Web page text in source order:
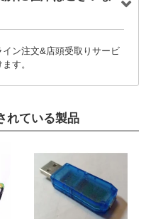
ン注文&店頭受取りサービ
す。
れている製品